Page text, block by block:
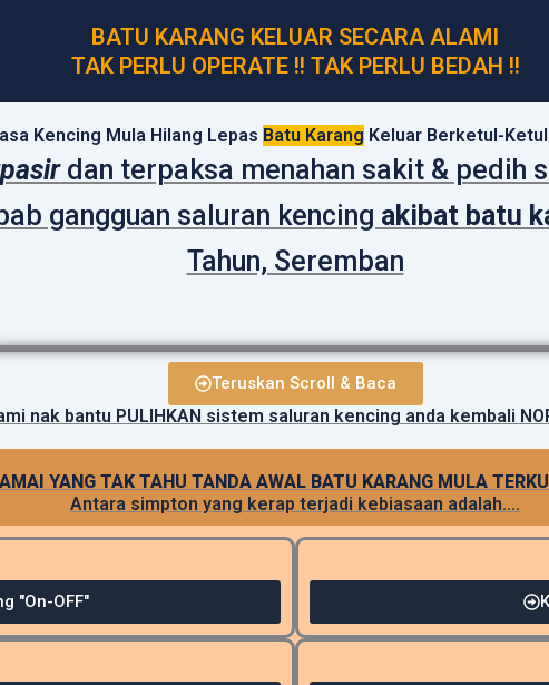
BATU KARANG KELUAR SECARA ALAMI
TAK PERLU OPERATE !! TAK PERLU BEDAH !!
Kencing Mula Hilang Lepas Batu Karang Keluar Berketul-Ketul
dan terpaksa menahan sakit & pedih
gangguan saluran kencing akibat batu
Tahun, Seremban
Teruskan Scroll & Baca
nak bantu PULIHKAN sistem saluran kencing anda kembali
YANG TAK TAHU TANDA AWAL BATU KARANG MULA
Antara simpton yang kerap terjadi kebiasaan adalah....
"On-OFF"